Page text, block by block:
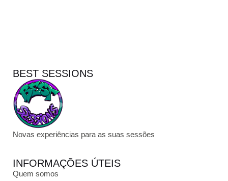
BEST SESSIONS
Novas experiências para as suas sessões
INFORMAÇÕES ÚTEIS
Quem somos